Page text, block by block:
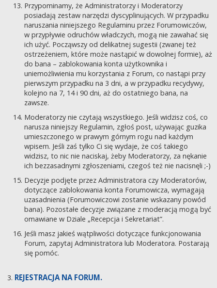
Przypominamy, że Administratorzy i Moderatorzy
posiadają zestaw narzędzi dyscyplinujących. W przypadku
naruszania niniejszego Regulaminu przez Forumowiczów,
w przypływie odruchów władczych, mogą nie zawahać się
ich użyć. Począwszy od delikatnej sugestii (zwanej też
ostrzeżeniem, które może nastąpić w dowolnej formie), aż
do bana – zablokowania konta użytkownika i
uniemożliwienia mu korzystania z Forum, co nastąpi przy
pierwszym przypadku na 3 dni, a w przypadku recydywy,
kolejno na 7, 14 i 90 dni, aż do ostatniego bana, na
zawsze.
Moderatorzy nie czytają wszystkiego. Jeśli widzisz coś, co
narusza niniejszy Regulamin, zgłoś post, używając guzika
umieszczonego w prawym górnym rogu nad każdym
wpisem. Jeśli zaś tylko Ci się wydaje, że coś takiego
widzisz, to nic nie naciskaj, żeby Moderatorzy, za nękanie
ich bezzasadnymi zgłoszeniami, czegoś też nie nacisnęli ;-)
Decyzje podjęte przez Administratora czy Moderatorów,
dotyczące zablokowania konta Forumowicza, wymagają
uzasadnienia (Forumowiczowi zostanie wskazany powód
bana). Pozostałe decyzje związane z moderacją mogą być
omawiane w Dziale „Recepcja i Sekretariat”.
Jeśli masz jakieś wątpliwości dotyczące funkcjonowania
Forum, zapytaj Administratora lub Moderatora. Postarają
się pomóc.
REJESTRACJA NA FORUM.